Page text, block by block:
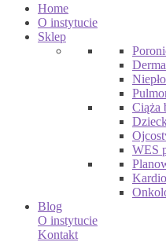
Home
O instytucie
Sklep
Ciąża
WES
Blog
O instytucie
Kontakt